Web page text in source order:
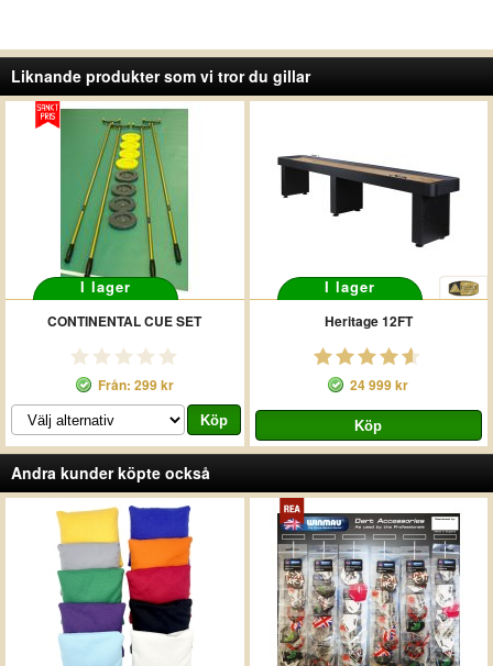
Liknande produkter som vi tror du gillar
I lager
CONTINENTAL CUE SET
Från: 299 kr
I lager
Heritage 12FT
24 999 kr
Andra kunder köpte också